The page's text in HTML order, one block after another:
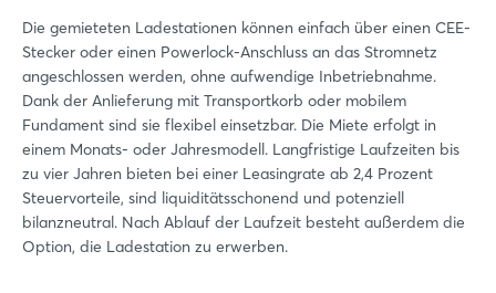
Die gemieteten Ladestationen können einfach über einen CEE-
Stecker oder einen Powerlock-Anschluss an das Stromnetz
angeschlossen werden, ohne aufwendige Inbetriebnahme.
Dank der Anlieferung mit Transportkorb oder mobilem
Fundament sind sie flexibel einsetzbar. Die Miete erfolgt in
einem Monats- oder Jahresmodell. Langfristige Laufzeiten bis
zu vier Jahren bieten bei einer Leasingrate ab 2,4 Prozent
Steuervorteile, sind liquiditätsschonend und potenziell
bilanzneutral. Nach Ablauf der Laufzeit besteht außerdem die
Option, die Ladestation zu erwerben.